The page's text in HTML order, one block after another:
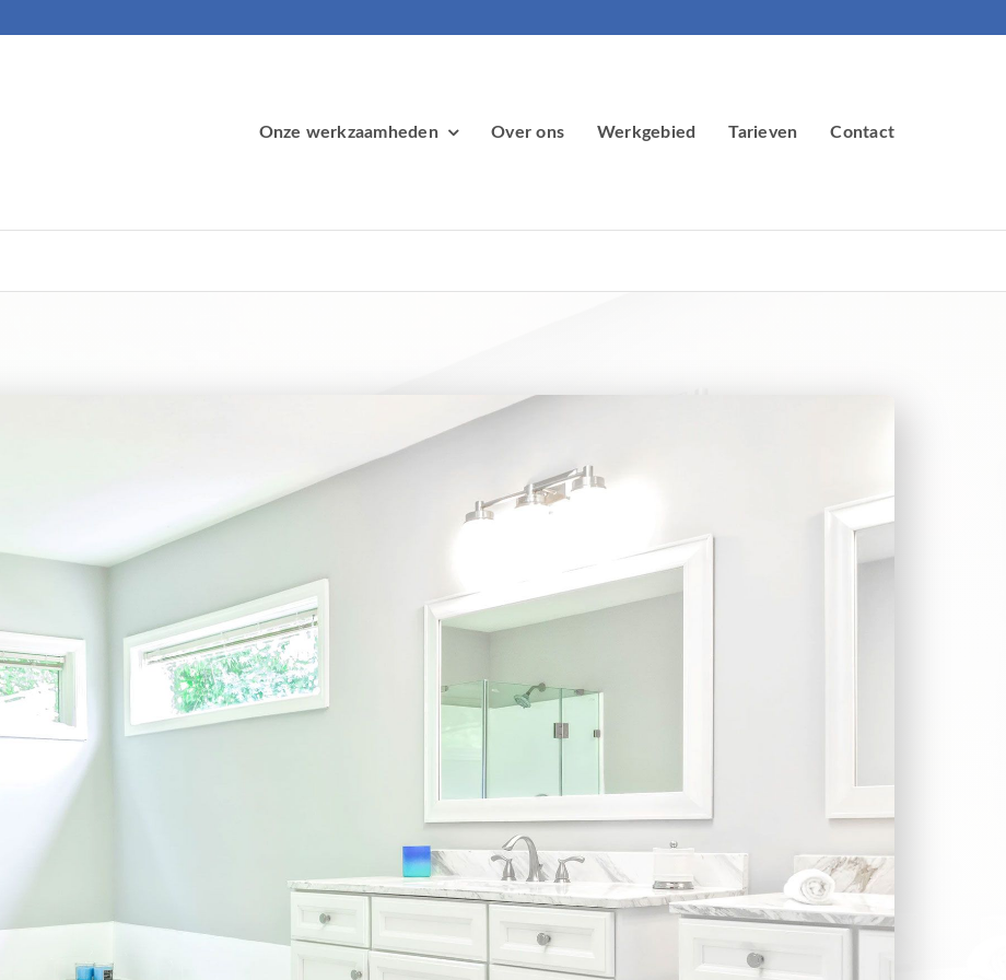
Onze werkzaamheden Over ons Werkgebied Tarieven Contact